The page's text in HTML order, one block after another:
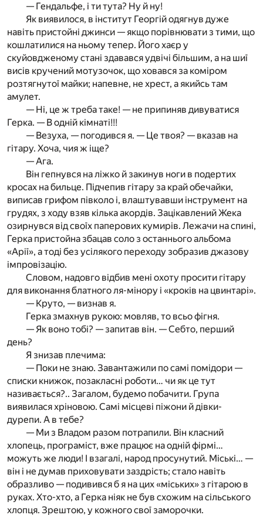
— Гендальфе, і ти тута? Ну й ну!
Як виявилося, в інститут Георгій одягнув дуже
навіть пристойні джинси — якщо порівнювати з тими, що
кошлатилися на ньому тепер. Його хаєр у
скуйовдженому стані здавався удвічі більшим, а на шиї
висів кручений мотузочок, що ховався за коміром
розтягнутої майки; напевне, не хрест, а якийсь там
амулет.
— Ні, це ж треба таке! — не припиняв дивуватися
Герка. — В одній кімнаті!!!
— Везуха, — погодився я. — Це твоя? — вказав на
гітару. Хоча, чия ж іще?
— Ага.
Він гепнувся на ліжко й закинув ноги в подертих
кросах на бильце. Підчепив гітару за край обечайки,
виписав грифом півколо і, влаштувавши інструмент на
грудях, з ходу взяв кілька акордів. Зацікавлений Жека
озирнувся від своїх паперових кумирів. Лежачи на спині,
Герка пристойна збацав соло з останнього альбома
«Арії», а тоді без усілякого переходу зобразив джазову
імпровізацію.
Словом, надовго відбив мені охоту просити гітару
для виконання блатного ля-мінору і «кроків на цвинтарі».
— Круто, — визнав я.
Герка змахнув рукою: мовляв, то всьо фігня.
— Як воно тобі? — запитав він. — Себто, перший
день?
Я знизав плечима:
— Поки не знаю. Завантажили по самі помідори —
списки книжок, позакласні роботи… чи як це тут
називається?.. Загалом, будемо побачити. Група
виявилася хріновою. Самі місцеві піжони й дівки-
дурепи. А в тебе?
— Ми з Владом разом потрапили. Він класний
хлопець, програміст, вже працює на одній фірмі…
можуть же люди! І взагалі, народ просунутий. Міські… —
він і не думав приховувати заздрість; стало навіть
образливо — подивився б я на цих «міських» з гітарою в
руках. Хто-хто, а Герка ніяк не був схожим на сільського
хлопця. Зрештою, у кожного свої заморочки.